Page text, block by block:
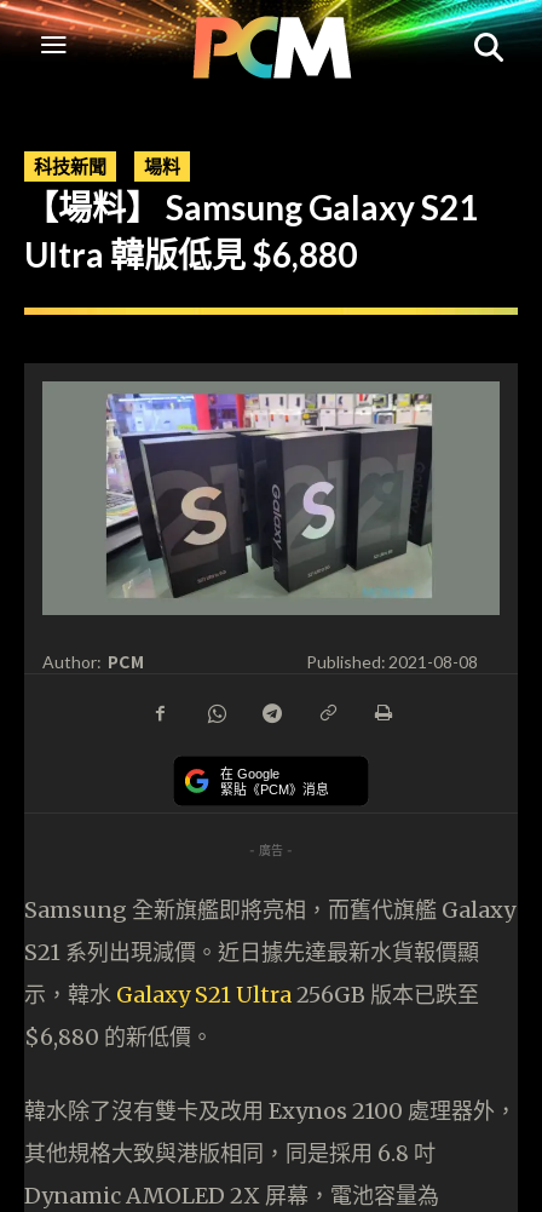
科技新聞 場料
【場料】 Samsung Galaxy S21
Ultra 韓版低見 $6,880
Author: PCM Published: 2021-08-08
在 Google
緊貼《PCM》消息
- 廣告 -
Samsung 全新旗艦即將亮相，而舊代旗艦 Galaxy
S21 系列出現減價。近日據先達最新水貨報價顯
示，韓水 Galaxy S21 Ultra256GB 版本已跌至
$6,880 的新低價。
韓水除了沒有雙卡及改用 Exynos 2100 處理器外，
其他規格大致與港版相同，同是採用 6.8 吋
Dynamic AMOLED 2X 屏幕，電池容量為